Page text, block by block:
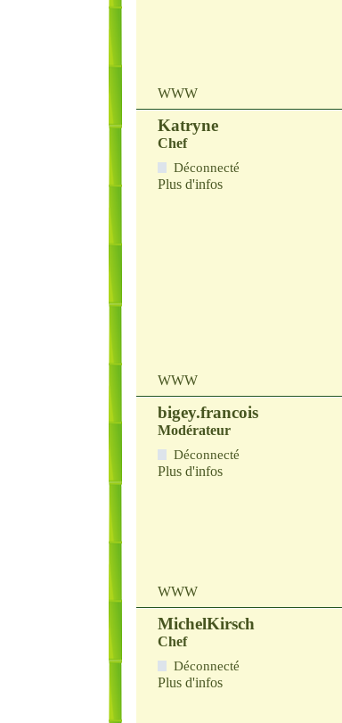
WWW
Katryne
Chef
Déconnecté
Plus d'infos
WWW
bigey.francois
Modérateur
Déconnecté
Plus d'infos
WWW
MichelKirsch
Chef
Déconnecté
Plus d'infos